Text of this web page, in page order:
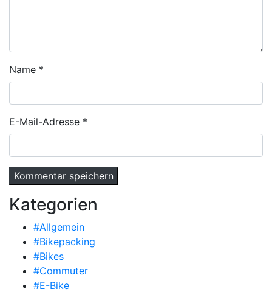
Name *
E-Mail-Adresse *
Kategorien
#Allgemein
#Bikepacking
#Bikes
#Commuter
#E-Bike